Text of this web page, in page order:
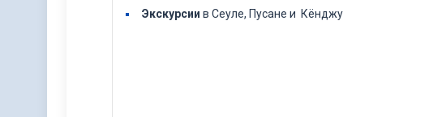
Экскурсии в Сеуле, Пусане и Кёнджу